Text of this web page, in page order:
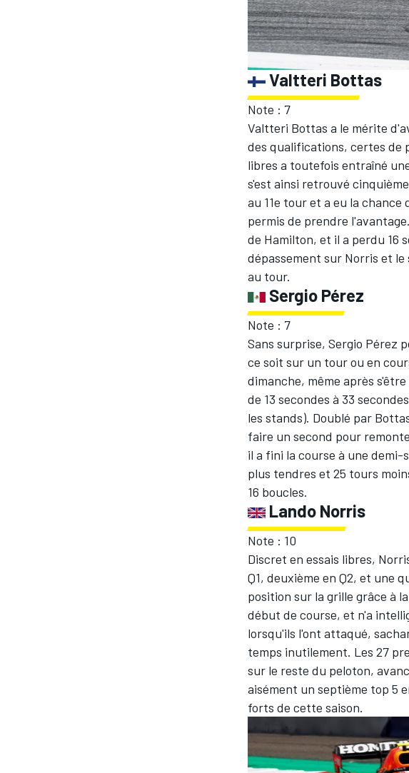
Valtteri Bottas
Note : 7
Valtteri Bottas a le mérite
des qualifications, certes de
libres a toutefois entraîné
s'est ainsi retrouvé
au 11e tour et a eu la
permis de prendre
de Hamilton, et il a perdu 16
dépassement sur Norris et
au tour.
Sergio Pérez
Note : 7
Sans surprise, Sergio Pérez
ce soit sur un tour ou en
dimanche, même après
de 13 secondes à 33
les stands). Doublé par
faire un second pour
il a fini la course à une demi-
plus tendres et 25 tours
16 boucles.
Lando Norris
Note : 10
Discret en essais libres,
Q1, deuxième en Q2, et une
position sur la grille grâce à
début de course, et n'a
lorsqu'ils l'ont attaqué,
temps inutilement. Les 27
sur le reste du peloton,
aisément un septième top 5
forts de cette saison.